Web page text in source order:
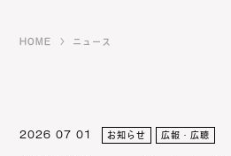
HOME ニュース
2026 07 01 お知らせ 広報・広聴